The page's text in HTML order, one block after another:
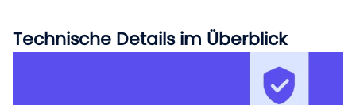
Technische Details im Überblick